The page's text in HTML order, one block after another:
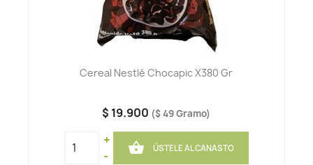
Cereal Nestlé Chocapic X380 Gr
$ 19.900 ($ 49 Gramo)
+
-
 ÚSTELE AL CANASTO